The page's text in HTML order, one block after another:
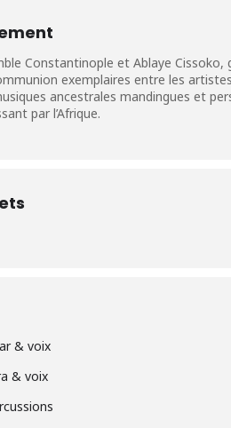
Constantinople et Ablaye
exemplaires entre les
ancestrales mandingues et
par l’Afrique.
& voix
& voix